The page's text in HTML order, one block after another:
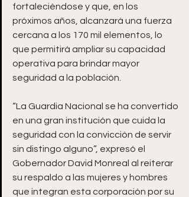
fortaleciéndose y que, en los
próximos años, alcanzará una fuerza
cercana a los 170 mil elementos, lo
que permitirá ampliar su capacidad
operativa para brindar mayor
seguridad a la población.
“La Guardia Nacional se ha convertido
en una gran institución que cuida la
seguridad con la convicción de servir
sin distingo alguno”, expresó el
Gobernador David Monreal al reiterar
su respaldo a las mujeres y hombres
que integran esta corporación por su